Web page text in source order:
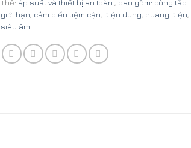
Thẻ: áp suất và thiết bị an toàn., bao gồm: công tắc
giới hạn, cảm biến tiệm cận, điện dung, quang điện,
siêu âm